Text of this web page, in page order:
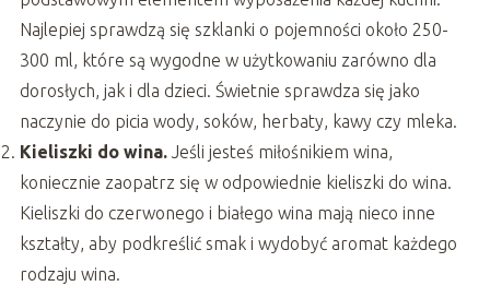
Najlepiej sprawdzą się szklanki o pojemności około 250-
300 ml, które są wygodne w użytkowaniu zarówno dla
dorosłych, jak i dla dzieci. Świetnie sprawdza się jako
naczynie do picia wody, soków, herbaty, kawy czy mleka.
Kieliszki do wina.Jeśli jesteś miłośnikiem wina,
koniecznie zaopatrz się w odpowiednie kieliszki do wina.
Kieliszki do czerwonego i białego wina mają nieco inne
kształty, aby podkreślić smak i wydobyć aromat każdego
rodzaju wina.